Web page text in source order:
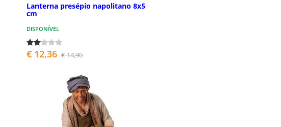
Lanterna presépio napolitano 8x5
cm
DISPONÍVEL
€ 12,36 € 14,90